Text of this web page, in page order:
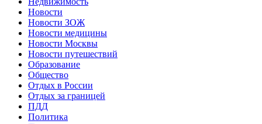
Новости
Новости ЗОЖ
Новости медицины
Новости Москвы
Новости путешествий
Образование
Общество
Отдых в России
Отдых за границей
ПДД
Политика